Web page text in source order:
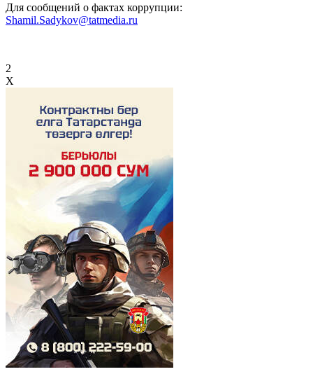
Для сообщений о фактах коррупции:
Shamil.Sadykov@tatmedia.ru
2
X